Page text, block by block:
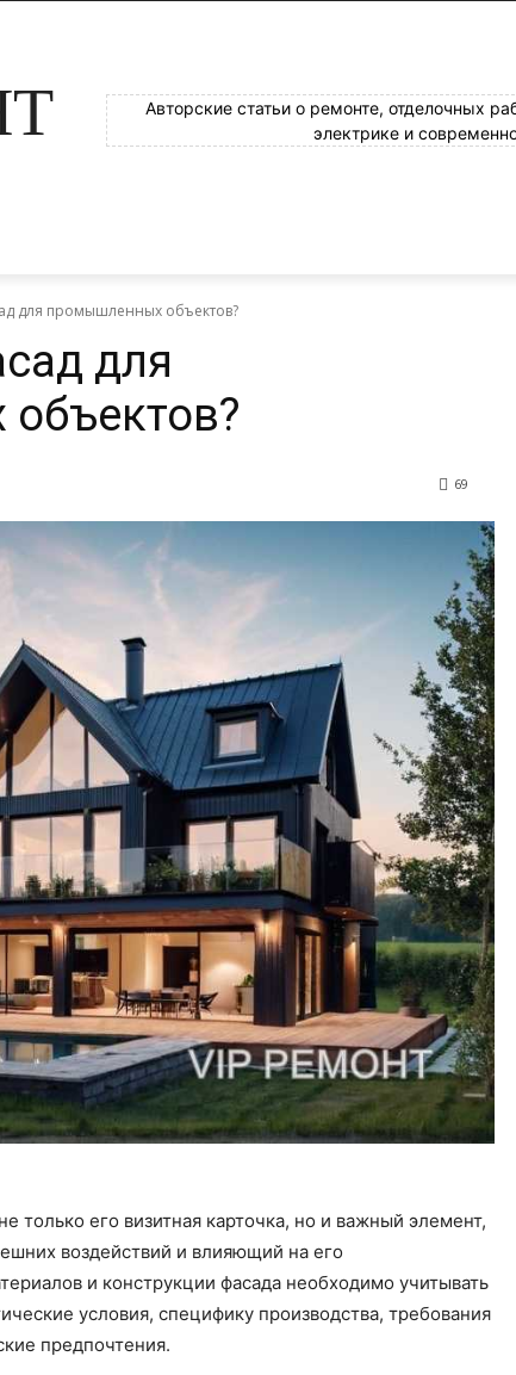
Авторские статьи о ремонте, отделочных
электрике и
для промышленных объектов?
для
69
только его визитная карточка, но и важный элемент,
воздействий и влияющий на его
и конструкции фасада необходимо учитывать
условия, специфику производства, требования
предпочтения.